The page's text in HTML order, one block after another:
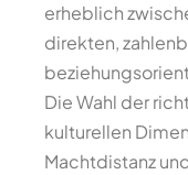
erheblich
direkten,
Die Wahl der
kulturellen
Machtdistanz